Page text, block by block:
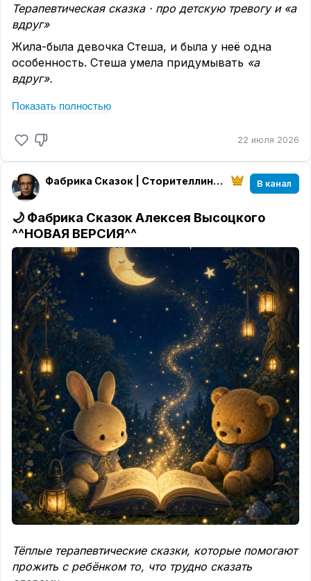
Терапевтическая сказка · про детскую тревогу и «а
вдруг»
Жила-была девочка Стеша, и была у неё одна
особенность. Стеша умела придумывать «а
вдруг».
«А вдруг завтра дождь, и мы не пойдём гулять?»
опоздает за мной в садик?»
больше. Они были маленькие, серые и пушистые,
как пылинки. Днём Стеша их не замечала. А вот
вечером, когда гасили свет, все «а вдруг»
слетались к её подушке и начинали тихонько
шуршать: «А вдру-у-уг… а вдру-у-уг…»
И Стеша не могла уснуть.
Однажды к ней в гости приехала бабушка Вера.
Вечером она увидела, как Стеша ворочается, и
спросила:
— Что не спится, родная?
— Ко мне «а вдруг» прилетают, — прошептала
Стеша. — Их много. Они шуршат.
Бабушка не сказала «глупости» и не сказала «спи
давай». Она ушла на кухню и вернулась с
маленькой деревянной шкатулкой.
— Это, — сказала бабушка, — шкатулка для
тревог. Смотри, как она работает. Каждый твой
«а вдруг» мы поймаем, посадим сюда и закроем
крышечку. До утра.
— А зачем до утра? — удивилась Стеша.
— Потому что тревоги — они как ночные
мотыльки. В темноте кажутся огромными и
страшными. А днём, при свете, ты откроешь
Показать полностью
22 июля 2026
Фабрика Сказок | Сторителлинг Алексея Высоцкого В канал
🌙 Фабрика Сказок Алексея Высоцкого
^^НОВАЯ ВЕРСИЯ^^
Тёплые терапевтические сказки, которые помогают
прожить с ребёнком то, что трудно сказать